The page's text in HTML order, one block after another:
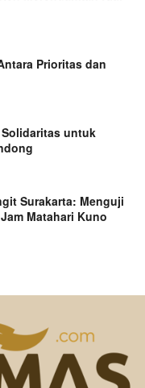
Prioritas dan
untuk
Surakarta: Menguji
Matahari Kuno